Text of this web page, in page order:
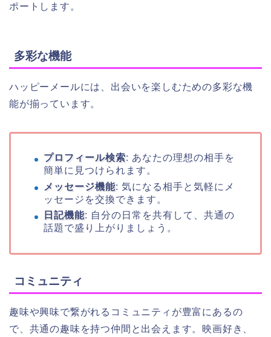
ポートします。
多彩な機能
ハッピーメールには、出会いを楽しむための多彩な機
能が揃っています。
プロフィール検索: あなたの理想の相手を
簡単に見つけられます。
メッセージ機能: 気になる相手と気軽にメ
ッセージを交換できます。
日記機能: 自分の日常を共有して、共通の
話題で盛り上がりましょう。
コミュニティ
趣味や興味で繋がれるコミュニティが豊富にあるの
で、共通の趣味を持つ仲間と出会えます。映画好き、